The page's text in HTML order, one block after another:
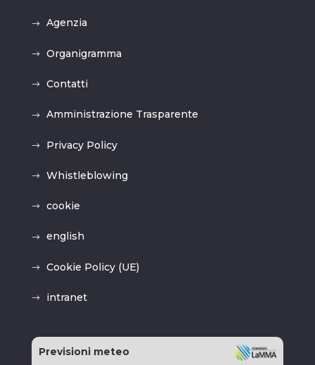
Agenzia
Organigramma
Contatti
Amministrazione Trasparente
Privacy Policy
Whistleblowing
cookie
english
Cookie Policy (UE)
intranet
Previsioni meteo